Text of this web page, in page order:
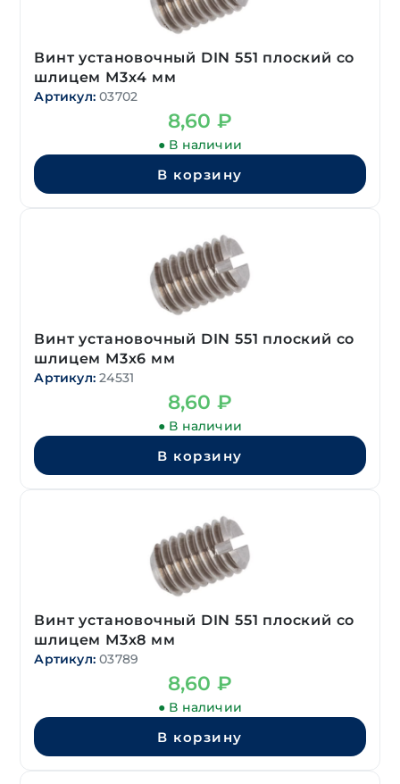
Винт установочный DIN 551 плоский со
шлицем М3х4 мм
Артикул: 03702
8,60 ₽
● В наличии
В корзину
Винт установочный DIN 551 плоский со
шлицем М3х6 мм
Артикул: 24531
8,60 ₽
● В наличии
В корзину
Винт установочный DIN 551 плоский со
шлицем М3х8 мм
Артикул: 03789
8,60 ₽
● В наличии
В корзину